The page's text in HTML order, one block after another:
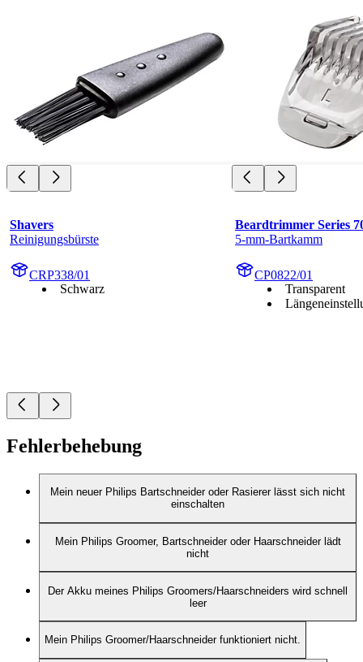
Shavers
Reinigungsbürste
CRP338/01
Schwarz
Beardtrimmer Series
5-mm-Bartkamm
CP0822/01
Transparent
Fehlerbehebung
Mein neuer Philips Bartschneider oder Rasierer lässt sich nicht
einschalten
Mein Philips Groomer, Bartschneider oder Haarschneider lädt
nicht
Der Akku meines Philips Groomers/Haarschneiders wird schnell
leer
Mein Philips Groomer/Haarschneider funktioniert nicht.